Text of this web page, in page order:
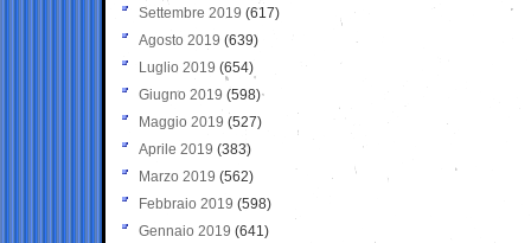
Settembre 2019 (617)
Agosto 2019 (639)
Luglio 2019 (654)
Giugno 2019 (598)
Maggio 2019 (527)
Aprile 2019 (383)
Marzo 2019 (562)
Febbraio 2019 (598)
Gennaio 2019 (641)